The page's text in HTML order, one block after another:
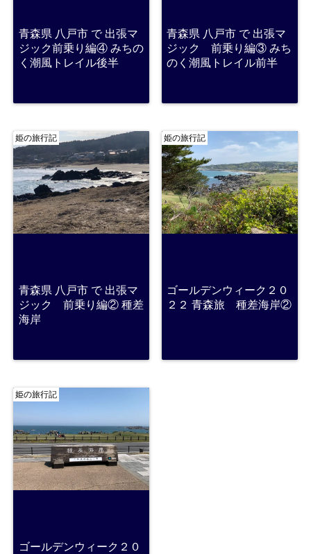
青森県 八戸市 で 出張マ
ジック前乗り編④ みちの
く潮風トレイル後半
青森県 八戸市 で 出張マ
ジック 前乗り編③ みち
のく潮風トレイル前半
姫の旅行記
青森県 八戸市 で 出張マ
ジック 前乗り編② 種差
海岸
姫の旅行記
ゴールデンウィーク２０
２２ 青森旅 種差海岸②
姫の旅行記
ゴールデンウィーク２０